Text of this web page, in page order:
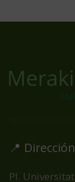
📍 Dirección
Pl.